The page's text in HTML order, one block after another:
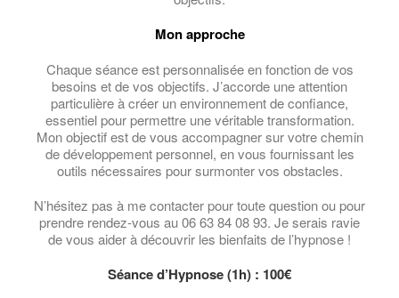
Mon approche
Chaque séance est personnalisée en fonction de vos
besoins et de vos objectifs. J’accorde une attention
particulière à créer un environnement de confiance,
essentiel pour permettre une véritable transformation.
Mon objectif est de vous accompagner sur votre chemin
de développement personnel, en vous fournissant les
outils nécessaires pour surmonter vos obstacles.
N’hésitez pas à me contacter pour toute question ou pour
prendre rendez-vous au 06 63 84 08 93. Je serais ravie
de vous aider à découvrir les bienfaits de l’hypnose !
Séance d’Hypnose (1h) : 100€